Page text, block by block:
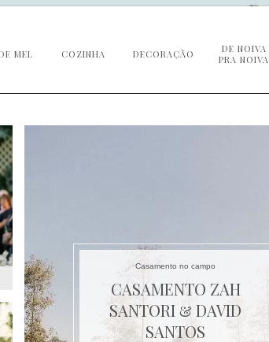
MEL COZINHA DECORAÇÃO
DE NOIVA
PRA NOIVA
Casamento no campo
CASAMENTO ZAH
SANTORI & DAVID
SANTOS